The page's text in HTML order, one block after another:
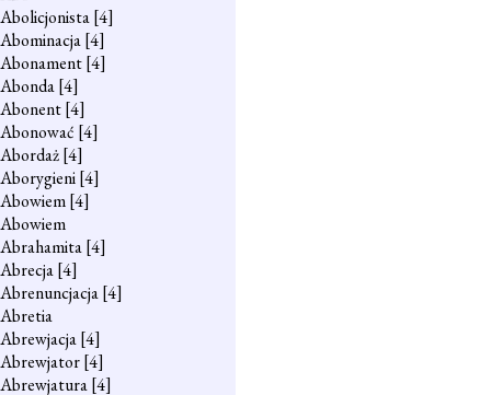
Abolicjonista[4]
Abominacja[4]
Abonament[4]
Abonda[4]
Abonent[4]
Abonować [4]
Abordaż[4]
Aborygieni[4]
Abowiem[4]
Abowiem
Abrahamita[4]
Abrecja[4]
Abrenuncjacja[4]
Abretia
Abrewjacja[4]
Abrewjator[4]
Abrewjatura[4]